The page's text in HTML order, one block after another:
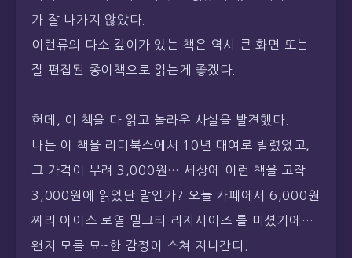
가 잘 나가지 않았다.
이런류의 다소 깊이가 있는 책은 역시 큰 화면 또는
잘 편집된 종이책으로 읽는게 좋겠다.
헌데, 이 책을 다 읽고 놀라운 사실을 발견했다.
나는 이 책을 리디북스에서 10년 대여로 빌렸었고,
그 가격이 무려 3,000원… 세상에 이런 책을 고작
3,000원에 읽었단 말인가? 오늘 카페에서 6,000원
짜리 아이스 로열 밀크티 라지사이즈 를 마셨기에…
왠지 모를 묘~한 감정이 스쳐 지나간다.